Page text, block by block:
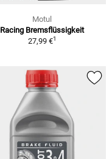
Motul
Racing Bremsflüssigkeit
27,99 €1